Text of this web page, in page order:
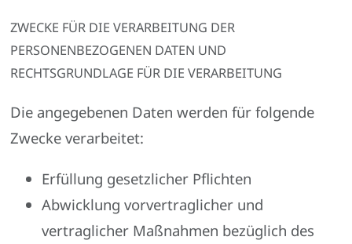
ZWECKE FÜR DIE VERARBEITUNG DER
PERSONENBEZOGENEN DATEN UND
RECHTSGRUNDLAGE FÜR DIE VERARBEITUNG
Die angegebenen Daten werden für folgende
Zwecke verarbeitet:
Erfüllung gesetzlicher Pflichten
Abwicklung vorvertraglicher und
vertraglicher Maßnahmen bezüglich des